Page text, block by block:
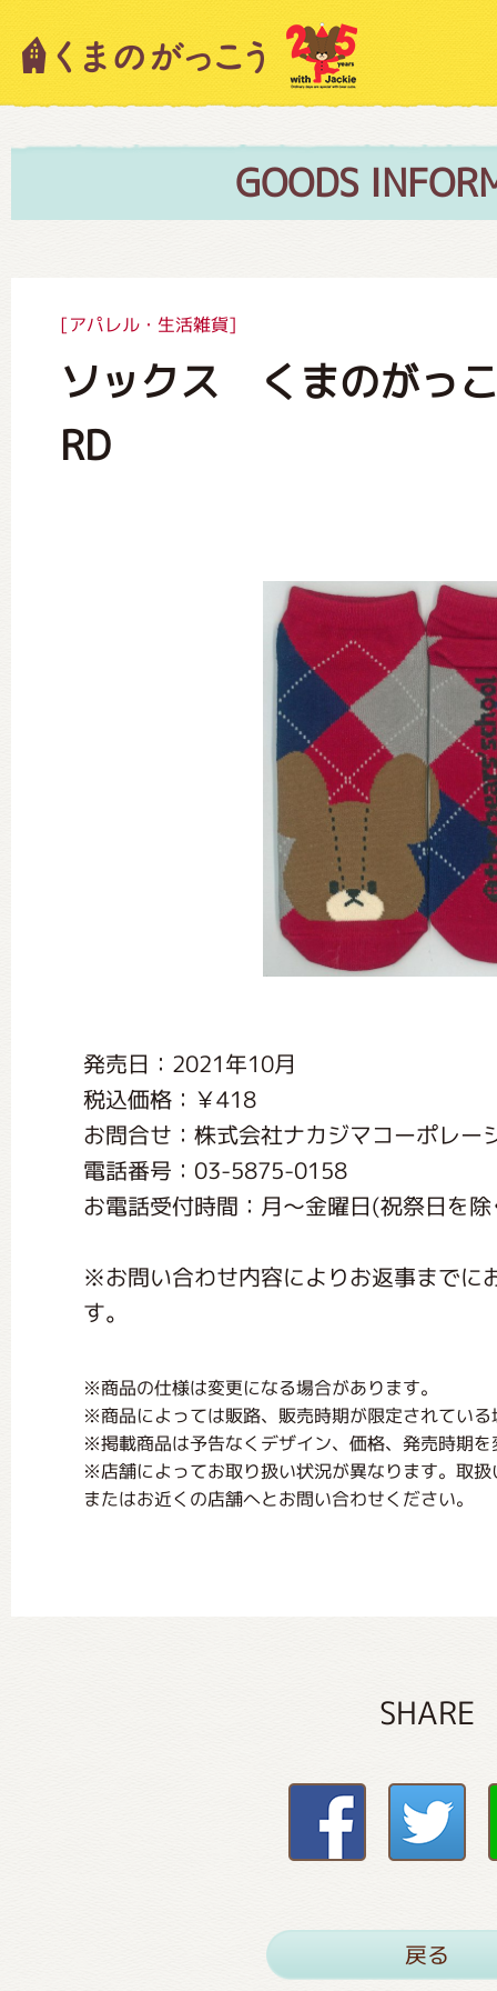
GOODS
[アパレル・生活雑貨]
ソックス くまのがっ
RD
発売日：2021年10月
税込価格：￥418
お問合せ：株式会社ナカジマコーポレー
電話番号：03-5875-0158
お電話受付時間：月〜金曜日(祝祭日を
※お問い合わせ内容によりお返事までに
す。
※商品の仕様は変更になる場合があります。
※商品によっては販路、販売時期が限定されてい
※掲載商品は予告なくデザイン、価格、発売時期
※店舗によってお取り扱い状況が異なります。取
またはお近くの店舗へとお問い合わせください。
SHARE
戻る
キャラクター紹介
絵本・作家紹介
グッズインフォメーション
ミュージカル・コンサート
おたのしみコンテンツ(クイズ・
チア ジャッキーズ！
くまのがっこう 家庭科部